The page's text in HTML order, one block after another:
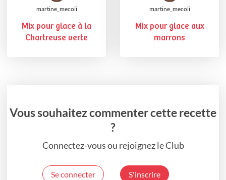
martine_mecoli
Mix pour glace à la
Chartreuse verte
martine_mecoli
Mix pour glace aux
marrons
Vous souhaitez commenter cette recette
?
Connectez-vous ou rejoignez le Club
Se connecter S'inscrire